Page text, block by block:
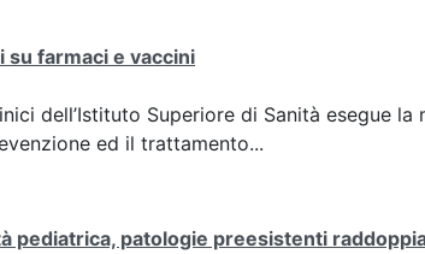
su farmaci e vaccini
dell’Istituto Superiore di Sanità esegue
ed il trattamento...
pediatrica, patologie preesistenti